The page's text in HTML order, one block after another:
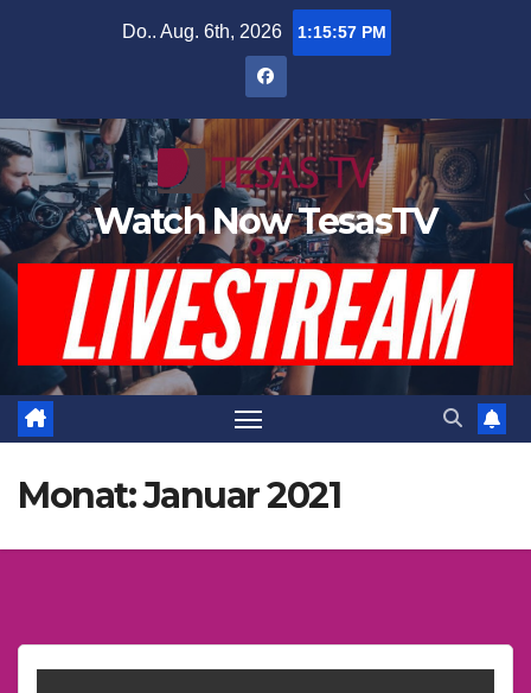
Do.. Aug. 6th, 2026 1:15:58 PM
Watch Now TesasTV
Monat:Januar 2021